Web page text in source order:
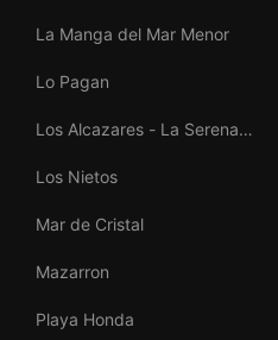
La Manga del Mar Menor
Lo Pagan
Los Alcazares - La Serena
Los Nietos
Mar de Cristal
Mazarron
Playa Honda